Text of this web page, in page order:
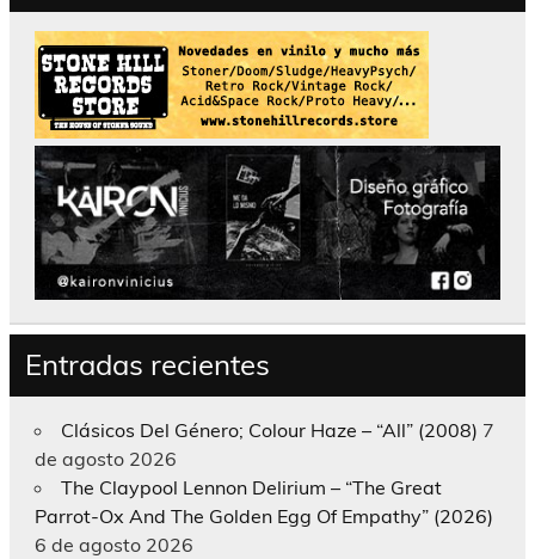
Entradas recientes
Clásicos Del Género; Colour Haze – “All” (2008) 7
de agosto 2026
The Claypool Lennon Delirium – “The Great
Parrot-Ox And The Golden Egg Of Empathy” (2026)
6 de agosto 2026